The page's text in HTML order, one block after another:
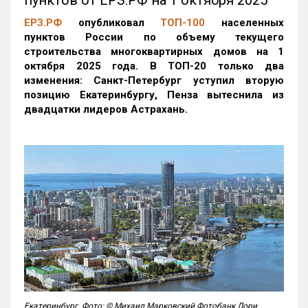
ЕРЗ.РФ опубликовал ТОП-100 населенных
пунктов России по объему текущего
строительства многоквартирных домов на 1
октября 2025 года. В ТОП-20 только два
изменения: Санкт-Петербург уступил вторую
позицию Екатеринбургу, Пенза вытеснила из
двадцатки лидеров Астрахань.
Екатеринбург. Фото: © Михаил Марковский Фотобанк Лори